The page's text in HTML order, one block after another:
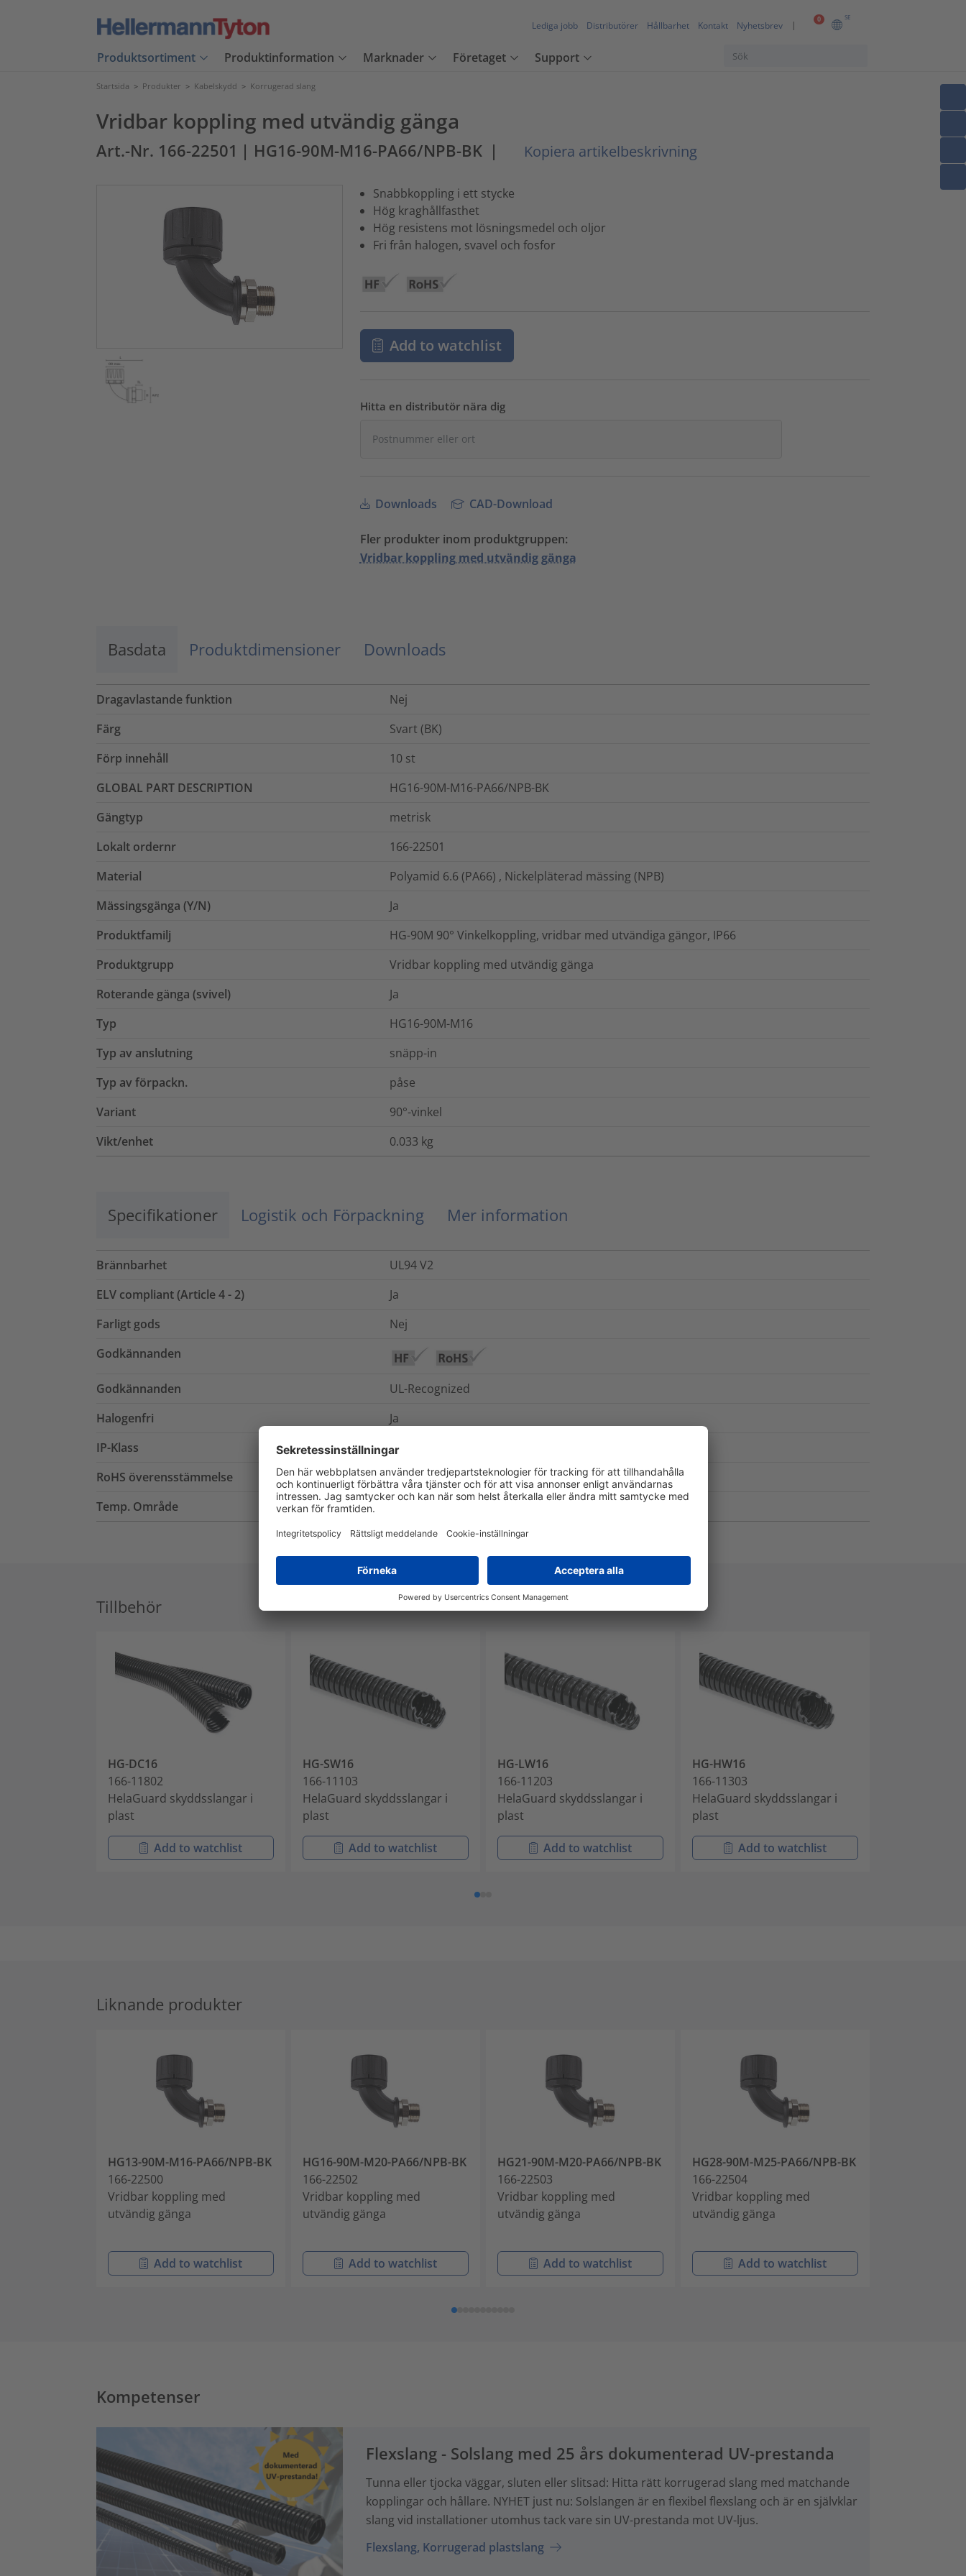
0 SE
Lediga jobb Distributörer Hållbarhet Kontakt Nyhetsbrev
Produktsortiment Produktinformation Marknader Företaget Support
Startsida > Produkter > Kabelskydd > Korrugerad slang
Vridbar koppling med utvändig gänga
Art.-Nr. 166-22501 | HG16-90M-M16-PA66/NPB-BK | Kopiera artikelbeskrivning
Snabbkoppling i ett stycke
Hög kraghållfasthet
Hög resistens mot lösningsmedel och oljor
Fri från halogen, svavel och fosfor
Add to watchlist
Hitta en distributör nära dig
Downloads CAD-Download
Fler produkter inom produktgruppen:
Vridbar koppling med utvändig gänga
Basdata Produktdimensioner Downloads
Dragavlastande funktion
Nej
Färg
Svart (BK)
Förp innehåll
10 st
GLOBAL PART DESCRIPTION
HG16-90M-M16-PA66/NPB-BK
Gängtyp
metrisk
Lokalt ordernr
166-22501
Material
Polyamid 6.6 (PA66) , Nickelpläterad mässing (NPB)
Mässingsgänga (Y/N)
Ja
Produktfamilj
HG-90M 90° Vinkelkoppling, vridbar med utvändiga gängor, IP66
Produktgrupp
Vridbar koppling med utvändig gänga
Roterande gänga (svivel)
Ja
Typ
HG16-90M-M16
Typ av anslutning
snäpp-in
Typ av förpackn.
påse
Variant
90°-vinkel
Vikt/enhet
0.033 kg
Specifikationer Logistik och Förpackning Mer information
Brännbarhet
UL94 V2
ELV compliant (Article 4 - 2)
Ja
Farligt gods
Nej
Godkännanden
Godkännanden
UL-Recognized
Halogenfri
Ja
IP-Klass
IP66
RoHS överensstämmelse
Ja
Temp. Område
-50°C till +135°C
Tillbehör
HG-DC16
166-11802
HelaGuard skyddsslangar i
plast
Add to watchlist
HG-SW16
166-11103
HelaGuard skyddsslangar i
plast
Add to watchlist
HG-LW16
166-11203
HelaGuard skyddsslangar i
plast
Add to watchlist
HG-HW16
166-11303
HelaGuard skyddsslangar i
plast
Add to watchlist
Liknande produkter
HG13-90M-M16-PA66/NPB-BK
166-22500
Vridbar koppling med
utvändig gänga
Add to watchlist
HG16-90M-M20-PA66/NPB-BK
166-22502
Vridbar koppling med
utvändig gänga
Add to watchlist
HG21-90M-M20-PA66/NPB-BK
166-22503
Vridbar koppling med
utvändig gänga
Add to watchlist
HG28-90M-M25-PA66/NPB-BK
166-22504
Vridbar koppling med
utvändig gänga
Add to watchlist
Kompetenser
Flexslang - Solslang med 25 års dokumenterad UV-prestanda
Tunna eller tjocka väggar, sluten eller slitsad: Hitta rätt korrugerad slang med matchande
kopplingar och hållare. NYHET just nu: Solslangen är en flexibel flexslang och är en självklar
slang vid installationer utomhus tack vare sin UV-prestanda mot UV-ljus.
Flexslang, Korrugerad plastslang